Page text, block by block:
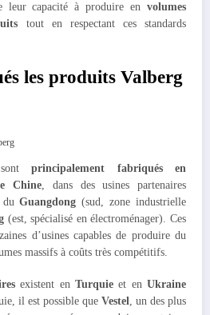
leur capacité à produire en volumes
tout en respectant ces standards
les produits Valberg
sontprincipalement fabriqués en
Chine , dans des usines partenaires
duGuangdong (sud, zone industrielle
(est, spécialisé en électroménager). Ces
d’usines capables de produire du
massifs à coûts très compétitifs.
existent en Turquieet en Ukraine
il est possible que Vestel, un des plus